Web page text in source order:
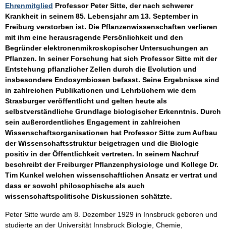
Ehrenmitglied Professor Peter Sitte, der nach schwerer
Krankheit in seinem 85. Lebensjahr am 13. September in
Freiburg verstorben ist. Die Pflanzenwissenschaften verlieren
mit ihm eine herausragende Persönlichkeit und den
Begründer elektronenmikroskopischer Untersuchungen an
Pflanzen. In seiner Forschung hat sich Professor Sitte mit der
Entstehung pflanzlicher Zellen durch die Evolution und
insbesondere Endosymbiosen befasst. Seine Ergebnisse sind
in zahlreichen Publikationen und Lehrbüchern wie dem
Strasburger veröffentlicht und gelten heute als
selbstverständliche Grundlage biologischer Erkenntnis. Durch
sein außerordentliches Engagement in zahlreichen
Wissenschaftsorganisationen hat Professor Sitte zum Aufbau
der Wissenschaftsstruktur beigetragen und die Biologie
positiv in der Öffentlichkeit vertreten. In seinem Nachruf
beschreibt der Freiburger Pflanzenphysiologe und Kollege Dr.
Tim Kunkel welchen wissenschaftlichen Ansatz er vertrat und
dass er sowohl philosophische als auch
wissenschaftspolitische Diskussionen schätzte.
Peter Sitte wurde am 8. Dezember 1929 in Innsbruck geboren und
studierte an der Universität Innsbruck Biologie, Chemie,